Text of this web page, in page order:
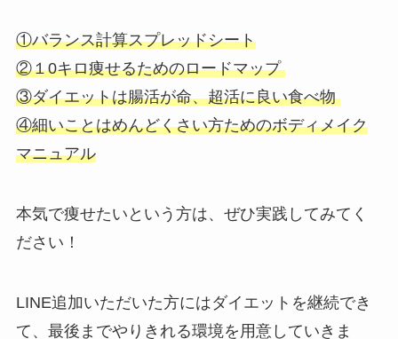
①バランス計算スプレッドシート
②１0キロ痩せるためのロードマップ
③ダイエットは腸活が命、超活に良い食べ物
④細いことはめんどくさい方ためのボディメイク
マニュアル
本気で痩せたいという方は、ぜひ実践してみてく
ださい！
LINE追加いただいた方にはダイエットを継続でき
て、最後までやりきれる環境を用意していきま